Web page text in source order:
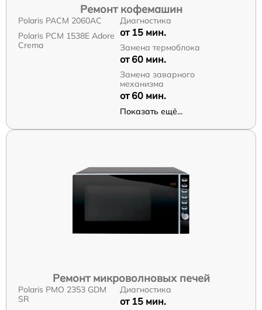
Ремонт кофемашин
Polaris PACM 2060AC
Polaris PCM 1538E Adore
Crema
Диагностика
от 15 мин.
Замена термоблока
от 60 мин.
Замена заварного
механизма
от 60 мин.
Показать ещё...
Ремонт микроволновых печей
Polaris PMO 2353 GDM
SR
Диагностика
от 15 мин.